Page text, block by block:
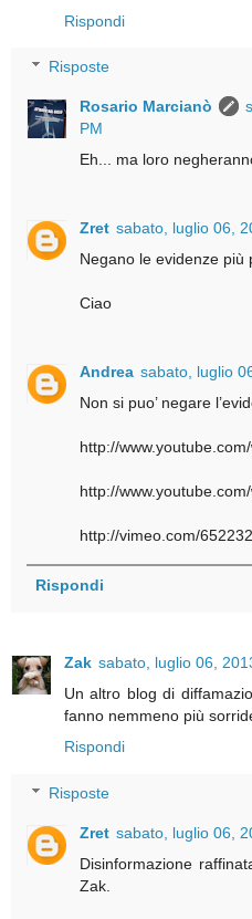
Rispondi
Risposte
Rosario Marcianò
PM
Eh... ma loro
Zret sabato, luglio 06,
Negano le evidenze più
Ciao
Andrea sabato, luglio
Non si puo’ negare
http://
http://
http://vimeo.com/
Rispondi
Zak sabato, luglio 06,
Un altro blog di
fanno nemmeno più
Rispondi
Risposte
Zret sabato, luglio 06,
Disinformazione
Zak.